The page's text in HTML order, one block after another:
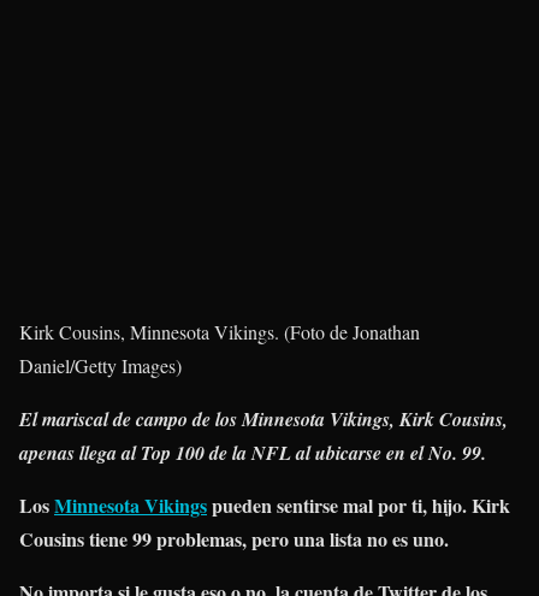
Kirk Cousins, Minnesota Vikings. (Foto de Jonathan
Daniel/Getty Images)
El mariscal de campo de los Minnesota Vikings, Kirk Cousins,
apenas llega al Top 100 de la NFL al ubicarse en el No. 99.
LosMinnesota Vikingspueden sentirse mal por ti, hijo. Kirk
Cousins ​​tiene 99 problemas, pero una lista no es uno.